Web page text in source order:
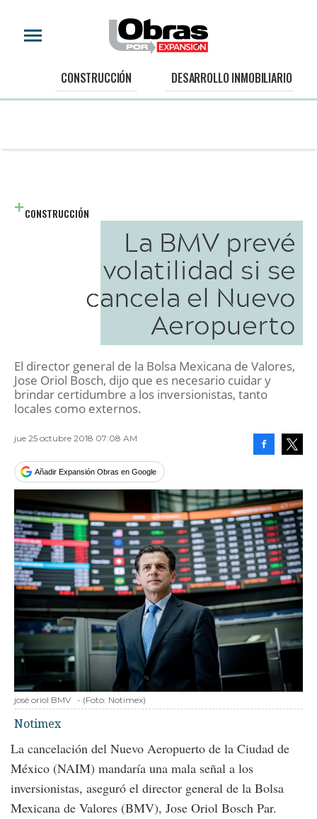
CONSTRUCCIÓN DESARROLLO INMOBILIARIO
CONSTRUCCIÓN
La BMV prevé
volatilidad si se
cancela el Nuevo
Aeropuerto
El director general de la Bolsa Mexicana de Valores,
Jose Oriol Bosch, dijo que es necesario cuidar y
brindar certidumbre a los inversionistas, tanto
locales como externos.
jue 25 octubre 2018 07:08 AM
Añadir Expansión Obras en Google
josé oriol BMV - (Foto: Notimex)
Notimex
La cancelación del Nuevo Aeropuerto de la Ciudad de
México (NAIM) mandaría una mala señal a los
inversionistas, aseguró el director general de la Bolsa
Mexicana de Valores (BMV), Jose Oriol Bosch Par.